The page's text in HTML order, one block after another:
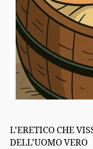
L’ERETICO CHE
DELL’UOMO VERO